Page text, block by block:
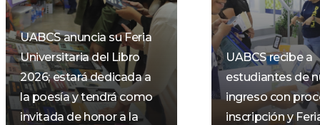
UABCS anuncia su Feria
Universitaria del Libro
2026; estará dedicada a
la poesía y tendrá como
invitada de honor a la
UABCS recibe a
estudiantes de
ingreso con
inscripción y